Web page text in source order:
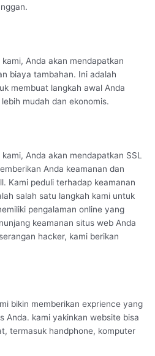
Anda akan mendapatkan
biaya tambahan. Ini adalah
membuat langkah awal Anda
mudah dan ekonomis.
Anda akan mendapatkan SSL
Anda keamanan dan
Kami peduli terhadap keamanan
salah satu langkah kami untuk
pengalaman online yang
keamanan situs web Anda
hacker, kami berikan
bikin memberikan exprience yang
Anda. kami yakinkan website bisa
termasuk handphone, komputer